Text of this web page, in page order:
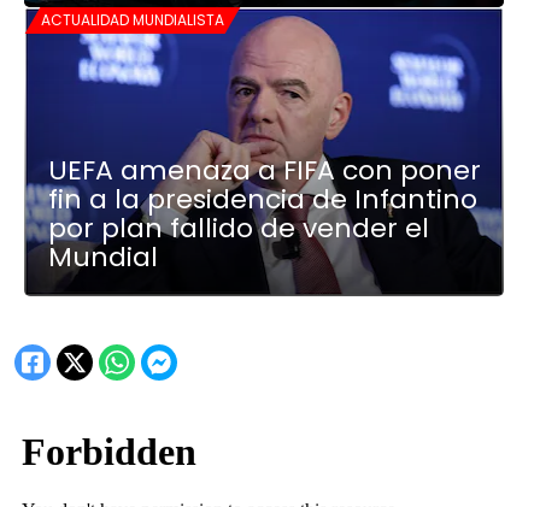
ACTUALIDAD MUNDIALISTA
UEFA amenaza a FIFA con poner
fin a la presidencia de Infantino
por plan fallido de vender el
Mundial